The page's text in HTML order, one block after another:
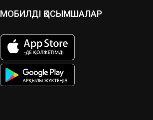
МОБИЛДІ ҚОСЫМШАЛАР